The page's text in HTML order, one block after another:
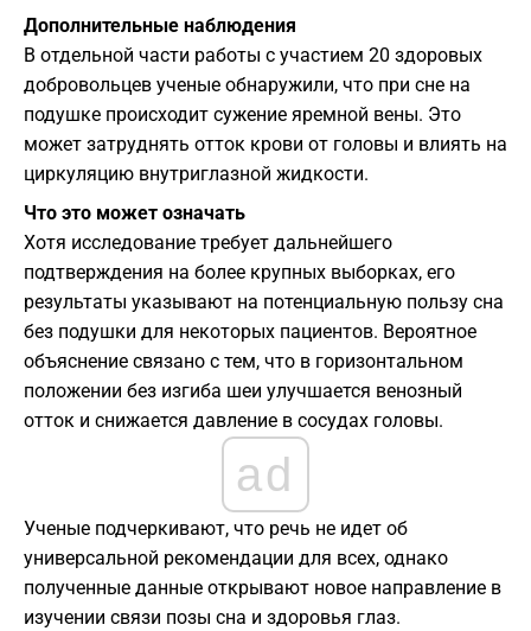
Дополнительные наблюдения
В отдельной части работы с участием 20 здоровых
добровольцев ученые обнаружили, что при сне на
подушке происходит сужение яремной вены. Это
может затруднять отток крови от головы и влиять на
циркуляцию внутриглазной жидкости.
Что это может означать
Хотя исследование требует дальнейшего
подтверждения на более крупных выборках, его
результаты указывают на потенциальную пользу сна
без подушки для некоторых пациентов. Вероятное
объяснение связано с тем, что в горизонтальном
положении без изгиба шеи улучшается венозный
отток и снижается давление в сосудах головы.
ad
Ученые подчеркивают, что речь не идет об
универсальной рекомендации для всех, однако
полученные данные открывают новое направление в
изучении связи позы сна и здоровья глаз.